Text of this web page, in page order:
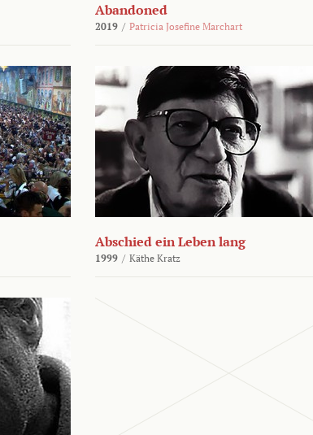
Abandoned
2019 / Patricia Josefine Marchart
Abschied ein Leben lang
1999 / Käthe Kratz